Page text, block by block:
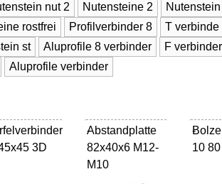
nut 2 Nutensteine 2
rostfrei Profilverbinder 8 T verbinde
st Aluprofile 8 verbinder F verbinder
Aluprofile verbinder
3D
Abstandplatte
82x40x6 M12-
M10
-
10 80
-